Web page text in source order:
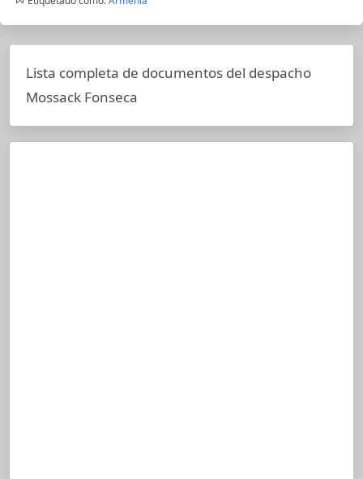
Lista completa de documentos del despacho
Mossack Fonseca